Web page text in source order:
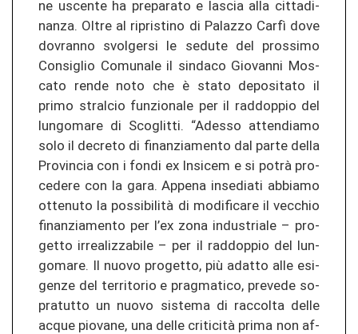
ne us­cen­te ha pre­pa­ra­to e la­s­cia alla cit­ta­di­
nan­za. Oltre al ri­pris­ti­no di Pa­la­z­zo Carfì dove
do­vran­no svol­ger­si le se­dute del pros­si­mo
Con­siglio Co­mu­na­le il sin­da­co Gio­van­ni Mos­
ca­to rende noto che è stato de­po­si­ta­to il
primo stral­cio fun­zio­na­le per il ra­ddop­pio del
lun­go­ma­re di Scoglit­ti. “Ad­es­so at­ten­dia­mo
solo il de­cre­to di fi­nan­zia­men­to dal parte della
Pro­vin­cia con i fondi ex Ins­icem e si potrà pro­
ce­de­re con la gara. Ap­pe­na in­se­dia­ti ab­bia­mo
ot­te­nu­to la possibilità di mo­di­fi­ca­re il vec­chio
fi­nan­zia­men­to per l’ex zona in­du­stria­le – pro­
get­to ir­rea­li­z­za­bi­le – per il ra­ddop­pio del lun­
go­ma­re. Il nuovo pro­get­to, più adat­to alle esi­
gen­ze del ter­ri­to­rio e prag­ma­ti­co, pre­ve­de so­
pra­tut­to un nuovo sis­te­ma di rac­col­ta delle
acque pio­va­ne, una delle criticità prima non af­